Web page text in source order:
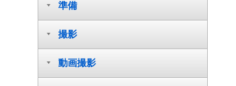
準備
撮影
動画撮影